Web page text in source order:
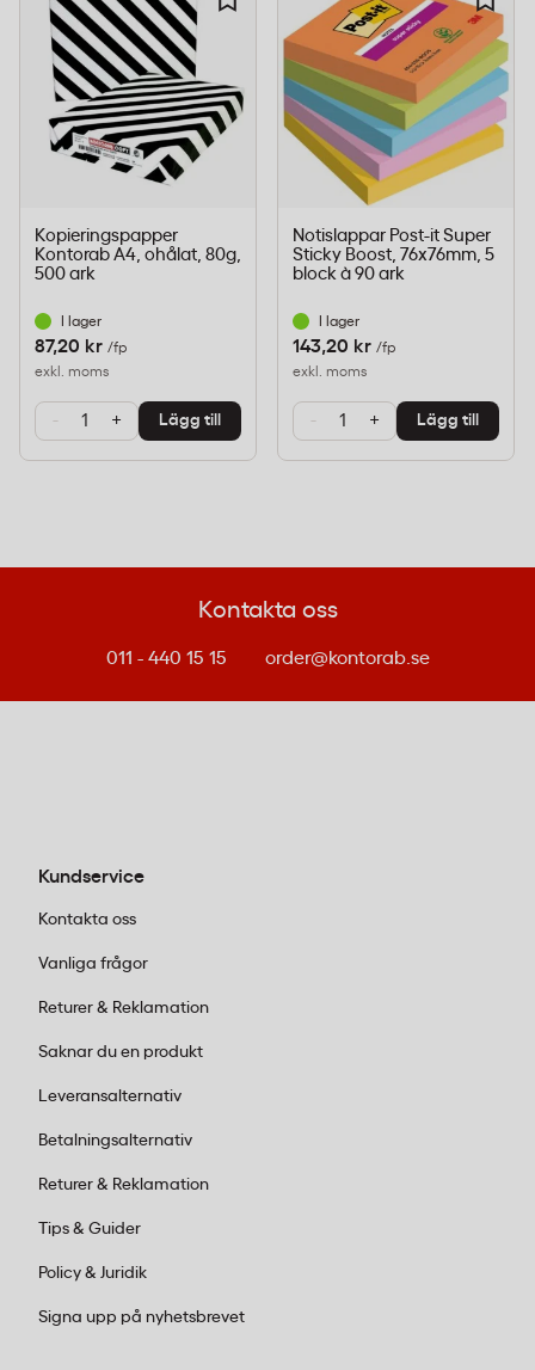
BNT Office Standard är dimensionerad för daglig
användning i kontorsmiljöer och vid
hemmaarbetsplatser. Polyesterundersidan ligger
stabilt mot skrivbordsytan och förhindrar att mattan
glider undan under arbetet.
Miljömärkning
att förpackningen kan sorteras för
materialåtervinning.
Vanliga frågor om musmatta för
Ja, musmattan BNT Office Standard fungerar med
nylonytan ger jämn avläsning för båda mustyperna.
under användning.
Kopieringspapper
Kontorab A4, ohålat, 80g,
500 ark
I lager
87,20 kr /fp
exkl. moms
- + Lägg till
Notislappar Post-it Super
Sticky Boost, 76x76mm, 5
block à 90 ark
I lager
143,20 kr /fp
exkl. moms
- + Lägg till
Kontakta oss
011 - 440 15 15 order@kontorab.se
Kundservice
Kontakta oss
Vanliga frågor
Returer & Reklamation
Saknar du en produkt
Leveransalternativ
Betalningsalternativ
Returer & Reklamation
Tips & Guider
Policy & Juridik
Signa upp på nyhetsbrevet